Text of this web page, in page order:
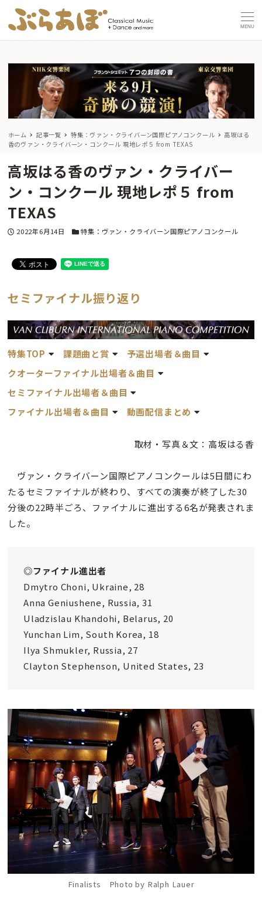
MENU
ホーム 記事一覧 特集：ヴァン・クライバーン国際ピアノコンクール
高坂はる
香のヴァン・クライバーン・コンクール 現地レポ５ from TEXAS
高坂はる香のヴァン・クライバー
ン・コンクール 現地レポ５ from
TEXAS
投稿日
2022年6月14日 カテゴリー
特集：ヴァン・クライバーン国際ピアノコンクール
セミファイナル振り返り
特集TOP 課題曲と賞
予選出場者＆曲目
クオーターファイナル出場者＆曲目
セミファイナル出場者＆曲目
ファイナル出場者＆曲目
動画配信まとめ
取材・写真＆文：高坂はる香
ヴァン・クライバーン国際ピアノコンクールは5日間にわ
たるセミファイナルが終わり、すべての演奏が終了した30
分後の22時半ごろ、ファイナルに進出する6名が発表されま
した。
◎ファイナル進出者
Dmytro Choni, Ukraine, 28
Anna Geniushene, Russia, 31
Uladzislau Khandohi, Belarus, 20
Yunchan Lim, South Korea, 18
Ilya Shmukler, Russia, 27
Clayton Stephenson, United States, 23
Finalists Photo by Ralph Lauer